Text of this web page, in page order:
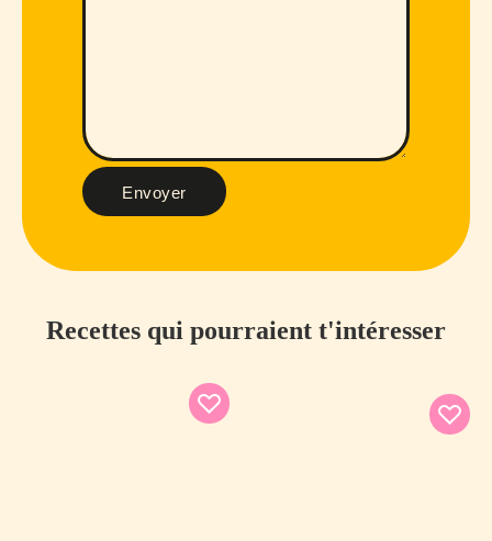
Envoyer
Recettes qui pourraient t'intéresser